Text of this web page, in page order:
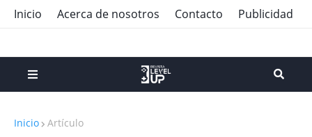
Inicio Acerca de nosotros Contacto Publicidad
Inicio Artículo